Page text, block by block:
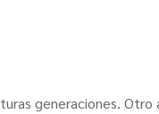
generaciones. Otro